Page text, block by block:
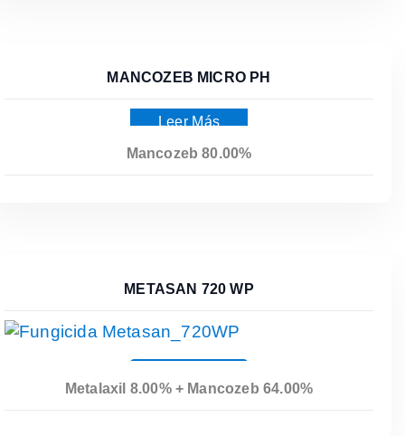
MANCOZEB MICRO PH
Leer Más
Mancozeb 80.00%
METASAN 720 WP
Leer Más
Metalaxil 8.00% + Mancozeb 64.00%